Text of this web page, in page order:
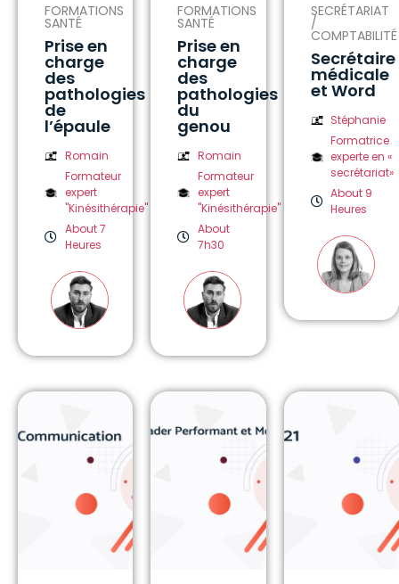
FORMATIONS
SANTÉ
Prise en
charge
des
pathologies
de
l’épaule
Romain
Formateur
expert
"Kinésithérapie"
About 7
Heures
FORMATIONS
SANTÉ
Prise en
charge
des
pathologies
du
genou
Romain
Formateur
expert
"Kinésithérapie"
About
7h30
SECRÉTARIAT
/
COMPTABILITÉ
Secrétaire
médicale
et Word
Stéphanie
Formatrice
experte en «
secrétariat»
About 9
Heures